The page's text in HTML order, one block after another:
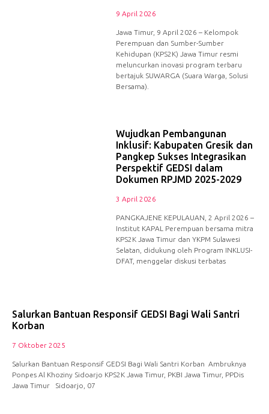
9 April 2026
Jawa Timur, 9 April 2026 – Kelompok
Perempuan dan Sumber-Sumber
Kehidupan (KPS2K) Jawa Timur resmi
meluncurkan inovasi program terbaru
bertajuk SUWARGA (Suara Warga, Solusi
Bersama).
Wujudkan Pembangunan
Inklusif: Kabupaten Gresik dan
Pangkep Sukses Integrasikan
Perspektif GEDSI dalam
Dokumen RPJMD 2025-2029
3 April 2026
PANGKAJENE KEPULAUAN, 2 April 2026 –
Institut KAPAL Perempuan bersama mitra
KPS2K Jawa Timur dan YKPM Sulawesi
Selatan, didukung oleh Program INKLUSI-
DFAT, menggelar diskusi terbatas
Salurkan Bantuan Responsif GEDSI Bagi Wali Santri
Korban
7 Oktober 2025
Salurkan Bantuan Responsif GEDSI Bagi Wali Santri Korban Ambruknya
Ponpes Al Khoziny Sidoarjo KPS2K Jawa Timur, PKBI Jawa Timur, PPDis
Jawa Timur Sidoarjo, 07